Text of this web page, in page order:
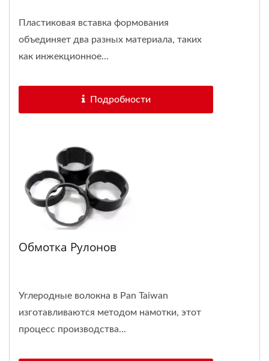
Пластиковая вставка формования
объединяет два разных материала, таких
как инжекционное...
Подробности
Обмотка Рулонов
Углеродные волокна в Pan Taiwan
изготавливаются методом намотки, этот
процесс производства...